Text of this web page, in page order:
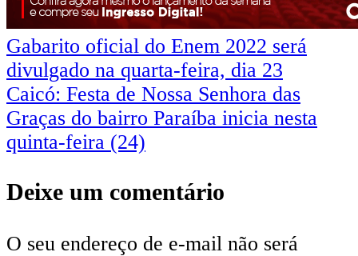
Navegação
de
Post
Gabarito oficial do Enem 2022 será
divulgado na quarta-feira, dia 23
Caicó: Festa de Nossa Senhora das
Graças do bairro Paraíba inicia nesta
quinta-feira (24)
Deixe um comentário
O seu endereço de e-mail não será